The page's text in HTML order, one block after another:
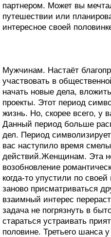
партнером. Может вы
путешествии или
интересное своей
Мужчинам. Настаёт
участвовать в
начать новые дела,
проекты. Этот период
жизнь. Но, скорее всего, у
Данный период больше
дел. Период
вас наступило время
действий.Женщинам. Эта
возобновление
когда-то упустили по
заново присматриваться
взаимный интерес
задача не погрязнуть в
стараться устраивать
половине. Третьего шанса